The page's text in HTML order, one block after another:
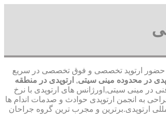
قمری-با حضور ارتوپد تخصصی و فوق تخصصی در سریع
در محدوده مینی سیتی, ارتوپدی در منطقه
در مینی سیتی,اورژانس های ارتوپدی با نرخ
به انجمن ارتوپدی حوادث و صدمات اندام ها
ارتوپدی.برترین ‏و ‏مجرب ‏ترین ‏گروه ‏جراحان